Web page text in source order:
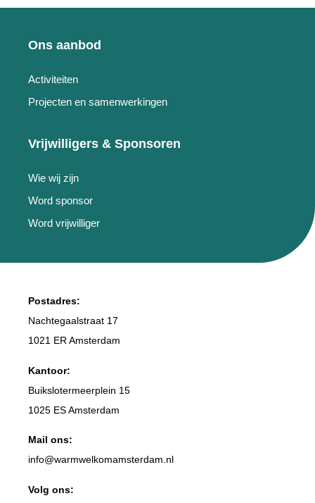
Ons aanbod
Activiteiten
Projecten en samenwerkingen
Vrijwilligers & Sponsoren
Wie wij zijn
Word sponsor
Word vrijwilliger
Postadres:
Nachtegaalstraat 17
1021 ER Amsterdam
Kantoor:
Buikslotermeerplein 15
1025 ES Amsterdam
Mail ons:
info@warmwelkomamsterdam.nl
Volg ons: